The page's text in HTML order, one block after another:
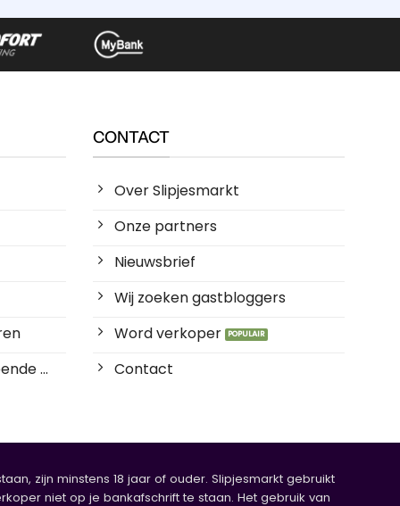
...
CONTACT
Over Slipjesmarkt
Onze partners
Nieuwsbrief
Wij zoeken gastbloggers
Word verkoper
Contact
zijn minstens 18 jaar of ouder. Slipjesmarkt gebruikt
niet op je bankafschrift te staan. Het gebruik van